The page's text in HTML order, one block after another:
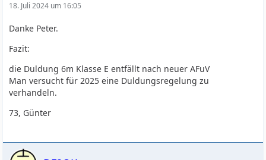
18. Juli 2024 um 16:05
Danke Peter.
Fazit:
die Duldung 6m Klasse E entfällt nach neuer AFuV
Man versucht für 2025 eine Duldungsregelung zu
verhandeln.
73, Günter